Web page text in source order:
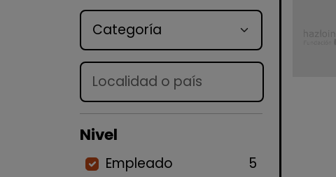
Categoría
Lugar
Nivel
Empleado 5